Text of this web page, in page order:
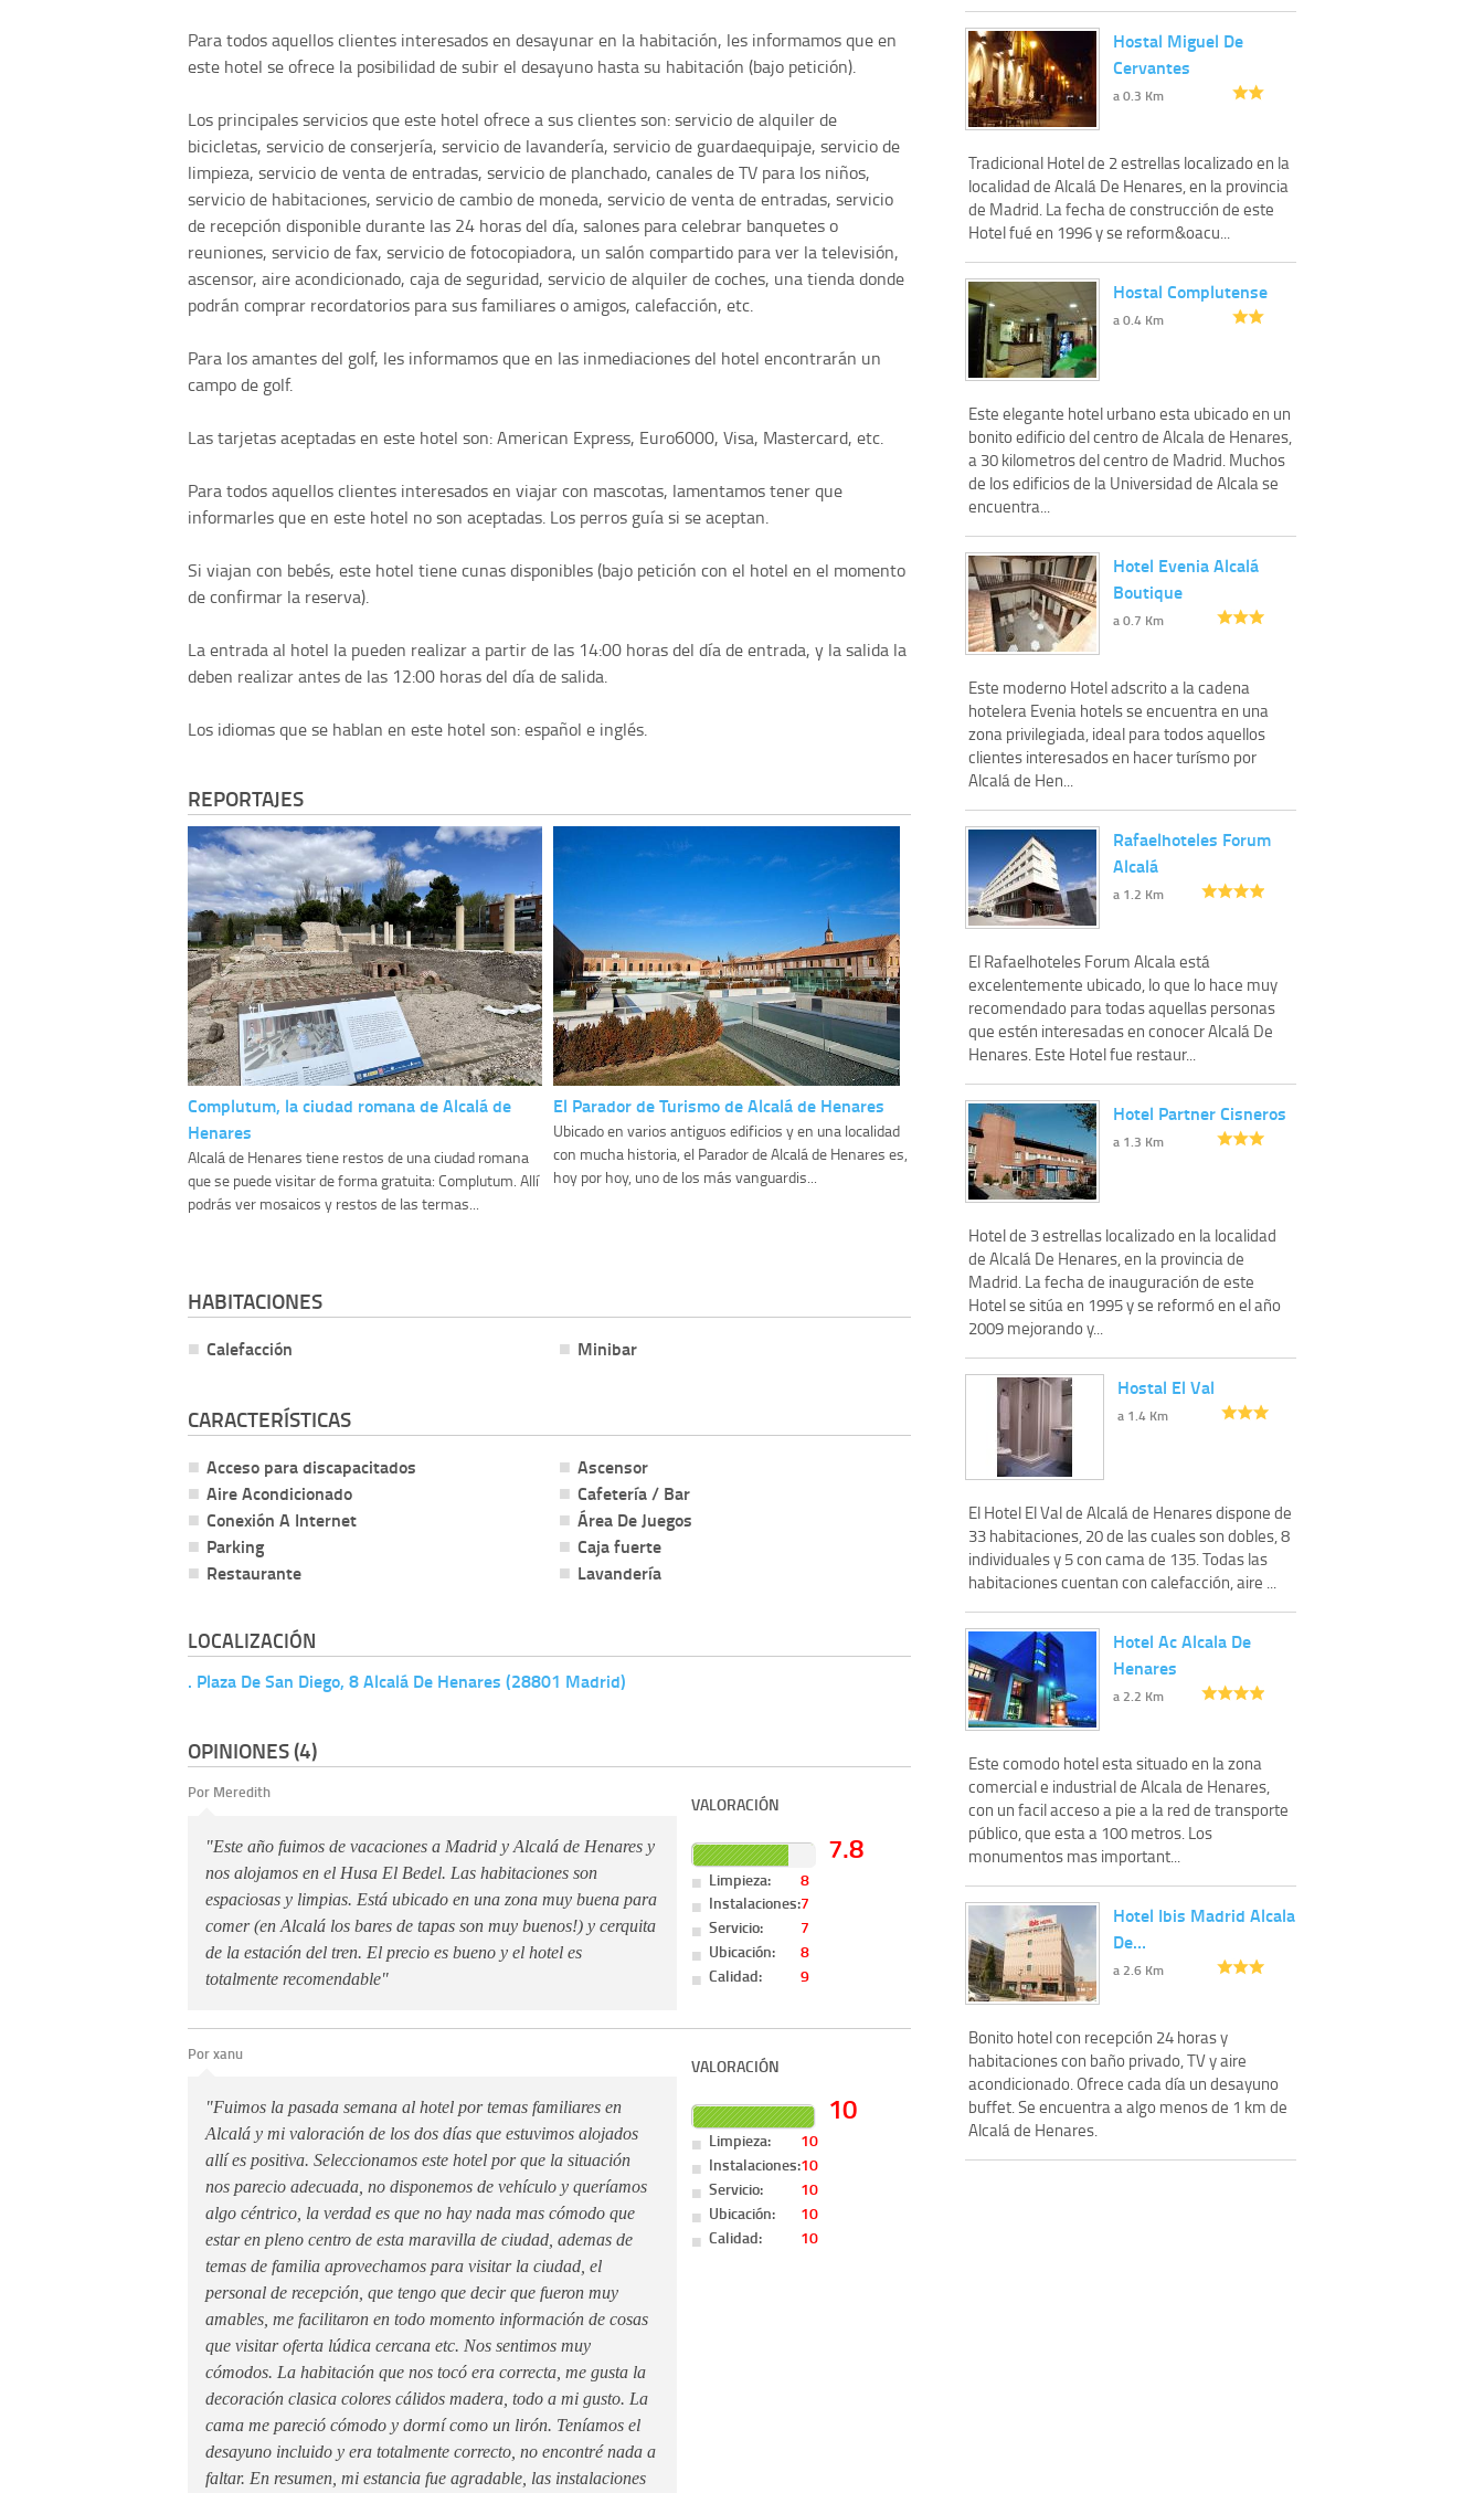
Para todos aquellos clientes interesados en desayunar en la habitación, les informamos que en
este hotel se ofrece la posibilidad de subir el desayuno hasta su habitación (bajo petición).
Los principales servicios que este hotel ofrece a sus clientes son: servicio de alquiler de
bicicletas, servicio de conserjería, servicio de lavandería, servicio de guardaequipaje, servicio de
limpieza, servicio de venta de entradas, servicio de planchado, canales de TV para los niños,
servicio de habitaciones, servicio de cambio de moneda, servicio de venta de entradas, servicio
de recepción disponible durante las 24 horas del día, salones para celebrar banquetes o
reuniones, servicio de fax, servicio de fotocopiadora, un salón compartido para ver la televisión,
ascensor, aire acondicionado, caja de seguridad, servicio de alquiler de coches, una tienda donde
podrán comprar recordatorios para sus familiares o amigos, calefacción, etc.
Para los amantes del golf, les informamos que en las inmediaciones del hotel encontrarán un
campo de golf.
Las tarjetas aceptadas en este hotel son: American Express, Euro6000, Visa, Mastercard, etc.
Para todos aquellos clientes interesados en viajar con mascotas, lamentamos tener que
informarles que en este hotel no son aceptadas. Los perros guía si se aceptan.
Si viajan con bebés, este hotel tiene cunas disponibles (bajo petición con el hotel en el momento
de confirmar la reserva).
La entrada al hotel la pueden realizar a partir de las 14:00 horas del día de entrada, y la salida la
deben realizar antes de las 12:00 horas del día de salida.
Los idiomas que se hablan en este hotel son: español e inglés.
REPORTAJES
Complutum, la ciudad romana de Alcalá de
Henares
Alcalá de Henares tiene restos de una ciudad romana
que se puede visitar de forma gratuita: Complutum. Allí
podrás ver mosaicos y restos de las termas...
El Parador de Turismo de Alcalá de Henares
Ubicado en varios antiguos edificios y en una localidad
con mucha historia, el Parador de Alcalá de Henares es,
hoy por hoy, uno de los más vanguardis...
HABITACIONES
Calefacción Minibar
CARACTERÍSTICAS
Acceso para discapacitados
Aire Acondicionado
Conexión A Internet
Parking
Restaurante
Ascensor
Cafetería / Bar
Área De Juegos
Caja fuerte
Lavandería
LOCALIZACIÓN
. Plaza De San Diego, 8 Alcalá De Henares (28801 Madrid)
OPINIONES (4)
Por Meredith
"Este año fuimos de vacaciones a Madrid y Alcalá de Henares y
nos alojamos en el Husa El Bedel. Las habitaciones son
espaciosas y limpias. Está ubicado en una zona muy buena para
comer (en Alcalá los bares de tapas son muy buenos!) y cerquita
de la estación del tren. El precio es bueno y el hotel es
totalmente recomendable"
VALORACIÓN
7.8
Limpieza:
8
Instalaciones:7
Servicio:
7
Ubicación:
8
Calidad:
9
Por xanu
"Fuimos la pasada semana al hotel por temas familiares en
Alcalá y mi valoración de los dos días que estuvimos alojados
allí es positiva. Seleccionamos este hotel por que la situación
nos parecio adecuada, no disponemos de vehículo y queríamos
algo céntrico, la verdad es que no hay nada mas cómodo que
estar en pleno centro de esta maravilla de ciudad, ademas de
temas de familia aprovechamos para visitar la ciudad, el
personal de recepción, que tengo que decir que fueron muy
amables, me facilitaron en todo momento información de cosas
que visitar oferta lúdica cercana etc. Nos sentimos muy
cómodos. La habitación que nos tocó era correcta, me gusta la
decoración clasica colores cálidos madera, todo a mi gusto. La
cama me pareció cómodo y dormí como un lirón. Teníamos el
desayuno incluido y era totalmente correcto, no encontré nada a
faltar. En resumen, mi estancia fue agradable, las instalaciones
VALORACIÓN
10
Limpieza:
10
Instalaciones:10
Servicio:
10
Ubicación:
10
Calidad:
10
Hostal Miguel De
Cervantes
a 0.3 Km
Tradicional Hotel de 2 estrellas localizado en la
localidad de Alcalá De Henares, en la provincia
de Madrid. La fecha de construcción de este
Hotel fué en 1996 y se reform&oacu...
Hostal Complutense
a 0.4 Km
Este elegante hotel urbano esta ubicado en un
bonito edificio del centro de Alcala de Henares,
a 30 kilometros del centro de Madrid. Muchos
de los edificios de la Universidad de Alcala se
encuentra...
Hotel Evenia Alcalá
Boutique
a 0.7 Km
Este moderno Hotel adscrito a la cadena
hotelera Evenia hotels se encuentra en una
zona privilegiada, ideal para todos aquellos
clientes interesados en hacer turísmo por
Alcalá de Hen...
Rafaelhoteles Forum
Alcalá
a 1.2 Km
El Rafaelhoteles Forum Alcala está
excelentemente ubicado, lo que lo hace muy
recomendado para todas aquellas personas
que estén interesadas en conocer Alcalá De
Henares. Este Hotel fue restaur...
Hotel Partner Cisneros
a 1.3 Km
Hotel de 3 estrellas localizado en la localidad
de Alcalá De Henares, en la provincia de
Madrid. La fecha de inauguración de este
Hotel se sitúa en 1995 y se reformó en el año
2009 mejorando y...
Hostal El Val
a 1.4 Km
El Hotel El Val de Alcalá de Henares dispone de
33 habitaciones, 20 de las cuales son dobles, 8
individuales y 5 con cama de 135. Todas las
habitaciones cuentan con calefacción, aire ...
Hotel Ac Alcala De
Henares
a 2.2 Km
Este comodo hotel esta situado en la zona
comercial e industrial de Alcala de Henares,
con un facil acceso a pie a la red de transporte
público, que esta a 100 metros. Los
monumentos mas important...
Hotel Ibis Madrid Alcala
De…
a 2.6 Km
Bonito hotel con recepción 24 horas y
habitaciones con baño privado, TV y aire
acondicionado. Ofrece cada día un desayuno
buffet. Se encuentra a algo menos de 1 km de
Alcalá de Henares.